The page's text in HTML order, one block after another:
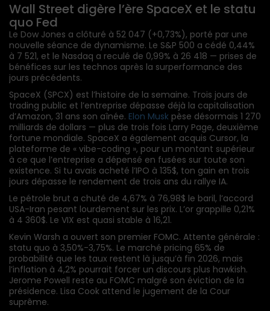
Wall Street digère l’ère SpaceX et le statu
quo Fed
Le Dow Jones a clôturé à 52 047 (+0,73%), porté par une
nouvelle séance de dynamisme. Le S&P 500 a cédé 0,44%
à 7 521, et le Nasdaq a reculé de 0,99% à 26 418 — prises de
bénéfices sur les technos après la surperformance des
jours précédents.
SpaceX (SPCX) est l’histoire de la semaine. Trois jours de
trading public et l’entreprise dépasse déjà la capitalisation
d’Amazon, 31 ans son aînée. Elon Musk pèse désormais 1 270
milliards de dollars — plus de trois fois Larry Page, deuxième
fortune mondiale. SpaceX a également acquis Cursor, la
plateforme de « vibe-coding », pour un montant supérieur
à ce que l’entreprise a dépensé en fusées sur toute son
existence. Si tu avais acheté l’IPO à 135$, ton gain en trois
jours dépasse le rendement de trois ans du rallye IA.
Le pétrole brut a chuté de 4,67% à 76,98$ le baril, l’accord
USA-Iran pesant lourdement sur les prix. L’or grappille 0,21%
à 4 360$. Le VIX est quasi stable à 16,21.
Kevin Warsh a ouvert son premier FOMC. Attente générale :
statu quo à 3,50%-3,75%. Le marché pricing 65% de
probabilité que les taux restent là jusqu’à fin 2026, mais
l’inflation à 4,2% pourrait forcer un discours plus hawkish.
Jerome Powell reste au FOMC malgré son éviction de la
présidence. Lisa Cook attend le jugement de la Cour
suprême.